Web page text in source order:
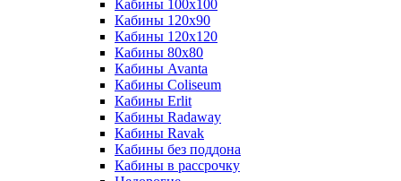
Кабины 100x100
Кабины 120x90
Кабины 120х120
Кабины 80х80
Кабины Avanta
Кабины Coliseum
Кабины Erlit
Кабины Radaway
Кабины Ravak
Кабины без поддона
Кабины в рассрочку